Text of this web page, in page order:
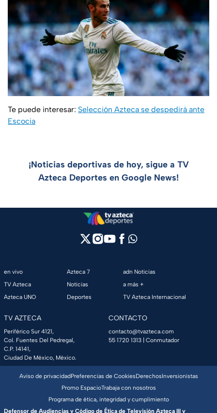
Te puede interesar: Selección Azteca se despedirá ante
Escocia
¡Noticias deportivas de hoy, sigue a TV
Azteca Deportes en Google News!
en vivo
TV Azteca
Azteca UNO
Azteca 7
Noticias
Deportes
adn Noticias
a más +
TV Azteca Internacional
TV AZTECA
Periférico Sur 4121,
Col. Fuentes Del Pedregal,
C.P. 14141,
Ciudad De México, México.
CONTACTO
contacto@tvazteca.com
55 1720 1313 | Conmutador
Aviso de privacidadPreferencias de CookiesDerechosInversionistas
Promo EspacioTrabaja con nosotros
Programa de ética, integridad y cumplimiento
Defensor de Audiencias y Código de Ética de Televisión Azteca III y